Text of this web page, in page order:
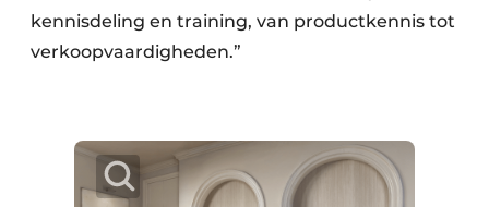
kennisdeling en training, van productkennis tot
verkoopvaardigheden.”